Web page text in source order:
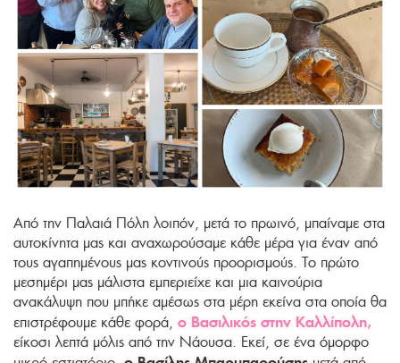
Από την Παλαιά Πόλη λοιπόν, μετά το πρωινό, μπαίναμε στα
αυτοκίνητα μας και αναχωρούσαμε κάθε μέρα για έναν από
τους αγαπημένους μας κοντινούς προορισμούς. Το πρώτο
μεσημέρι μας μάλιστα εμπεριείχε και μια καινούρια
ανακάλυψη που μπήκε αμέσως στα μέρη εκείνα στα οποία θα
επιστρέφουμε κάθε φορά, ο Βασιλικός στην Καλλίπολη,
είκοσι λεπτά μόλις από την Νάουσα. Εκεί, σε ένα όμορφο